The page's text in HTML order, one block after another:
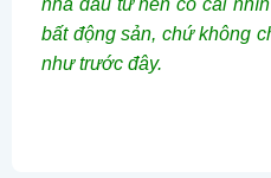
nhà đầu tư nên có cái
bất động sản, chứ không
như trước đây.